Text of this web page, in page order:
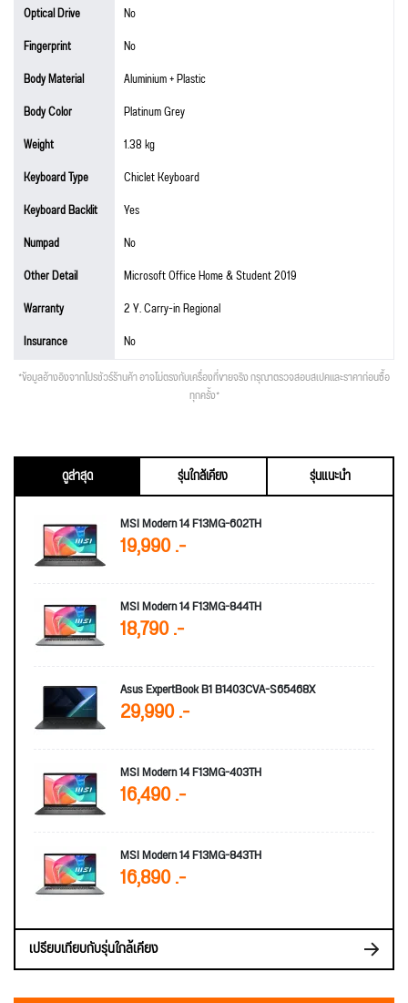
Optical Drive
No
Fingerprint
No
Body Material
Aluminium + Plastic
Body Color
Platinum Grey
Weight
1.38 kg
Keyboard Type
Chiclet Keyboard
Keyboard Backlit
Yes
Numpad
No
Other Detail
Microsoft Office Home & Student 2019
Warranty
2 Y. Carry-in Regional
Insurance
No
*ข้อมูลอ้างอิงจากโปรชัวร์ร้านค้า อาจไม่ตรงกับเครื่องที่ขายจริง กรุณาตรวจสอบสเปคและราคาก่อนซื้อ
ทุกครั้ง*
ดูล่าสุด รุ่นใกล้เคียง
รุ่นแนะนำ
MSI Modern 14 F13MG-602TH
19,990 .-
MSI Modern 14 F13MG-844TH
18,790 .-
Asus ExpertBook B1 B1403CVA-S65468X
29,990 .-
MSI Modern 14 F13MG-403TH
16,490 .-
MSI Modern 14 F13MG-843TH
16,890 .-
เปรียบเทียบกับรุ่นใกล้เคียง